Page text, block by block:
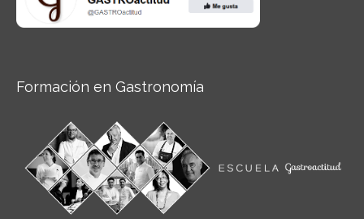
Formación en Gastronomía